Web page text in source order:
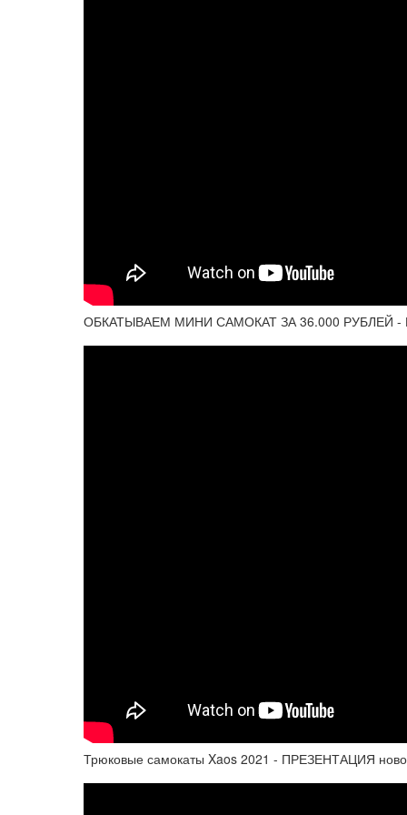
ОБКАТЫВАЕМ МИНИ САМОКАТ ЗА 36.000 РУБЛЕЙ
Трюковые самокаты Xaos 2021 - ПРЕЗЕНТАЦИЯ